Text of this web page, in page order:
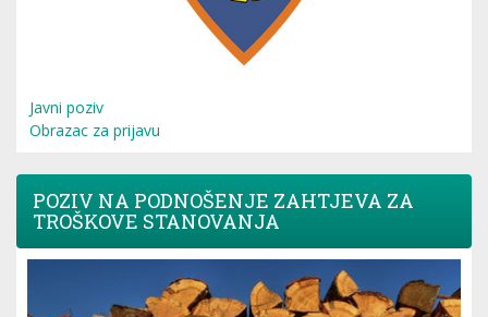
Javni poziv
Obrazac za prijavu
POZIV NA PODNOŠENJE ZAHTJEVA ZA
TROŠKOVE STANOVANJA